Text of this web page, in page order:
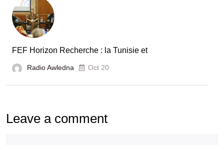
FEF Horizon Recherche : la Tunisie et
Radio Awledna Oct 20
Leave a comment